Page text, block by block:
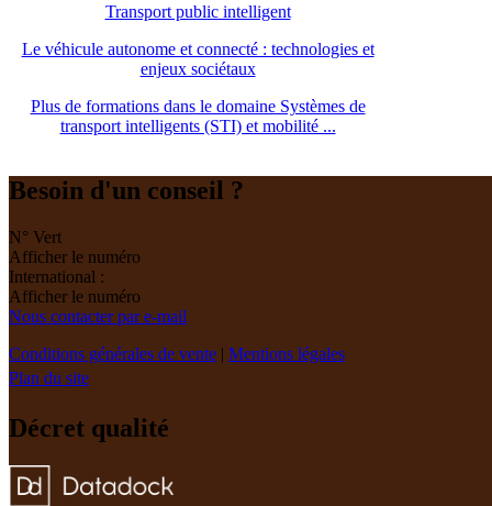
Transport public intelligent
Le véhicule autonome et connecté : technologies et
enjeux sociétaux
Plus de formations dans le domaine Systèmes de
transport intelligents (STI) et mobilité ...
Besoin d'un conseil ?
N° Vert
Afficher le numéro
International :
Afficher le numéro
Nous contacter par e-mail
Conditions générales de vente | Mentions légales
Plan du site
Décret qualité